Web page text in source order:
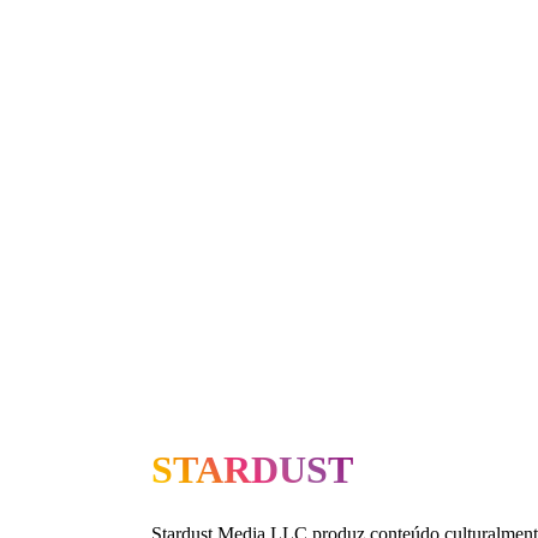
STARDUST
Stardust Media LLC produz conteúdo